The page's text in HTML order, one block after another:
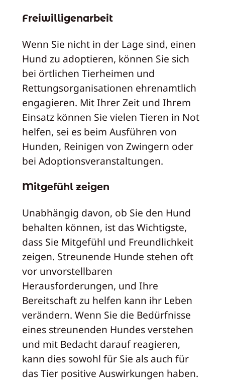
Freiwilligenarbeit
Wenn Sie nicht in der Lage sind, einen
Hund zu adoptieren, können Sie sich
bei örtlichen Tierheimen und
Rettungsorganisationen ehrenamtlich
engagieren. Mit Ihrer Zeit und Ihrem
Einsatz können Sie vielen Tieren in Not
helfen, sei es beim Ausführen von
Hunden, Reinigen von Zwingern oder
bei Adoptionsveranstaltungen.
Mitgefühl zeigen
Unabhängig davon, ob Sie den Hund
behalten können, ist das Wichtigste,
dass Sie Mitgefühl und Freundlichkeit
zeigen. Streunende Hunde stehen oft
vor unvorstellbaren
Herausforderungen, und Ihre
Bereitschaft zu helfen kann ihr Leben
verändern. Wenn Sie die Bedürfnisse
eines streunenden Hundes verstehen
und mit Bedacht darauf reagieren,
kann dies sowohl für Sie als auch für
das Tier positive Auswirkungen haben.